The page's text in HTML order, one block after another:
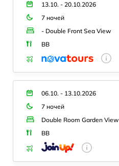
13.10. - 20.10.2026
7 ночей
- Double Front Sea View
BB
06.10. - 13.10.2026
7 ночей
Double Room Garden View
BB